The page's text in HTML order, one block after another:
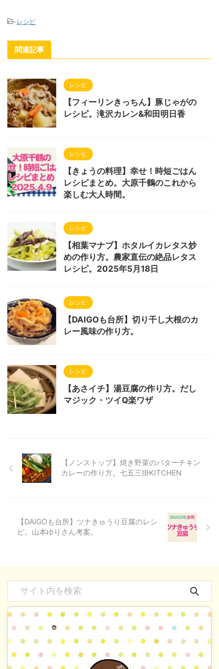
-レシピ
関連記事
レシピ
【フィーリンきっちん】豚じゃがの
レシピ。滝沢カレン&和田明日香
レシピ
【きょうの料理】幸せ！時短ごはん
レシピまとめ。大原千鶴のこれから
楽しむ大人時間。
レシピ
【相葉マナブ】ホタルイカレタス炒
めの作り方。農家直伝の絶品レタス
レシピ。2025年5月18日
レシピ
【DAIGOも台所】切り干し大根のカ
レー風味の作り方。
レシピ
【あさイチ】湯豆腐の作り方。だし
マジック・ツイQ楽ワザ
【ノンストップ】焼き野菜のバターチキン
カレーの作り方。七五三掛KITCHEN
【DAIGOも台所】ツナきゅうり豆腐のレシ
ピ。山本ゆりさん考案。